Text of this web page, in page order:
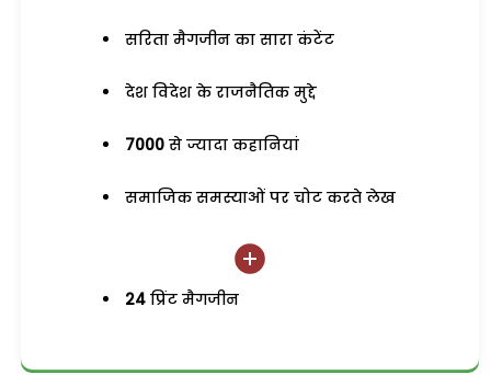
सरिता मैगजीन का सारा कंटेंट
देश विदेश के राजनैतिक मुद्दे
7000 से ज्यादा कहानियां
समाजिक समस्याओं पर चोट करते लेख
24 प्रिंट मैगजीन